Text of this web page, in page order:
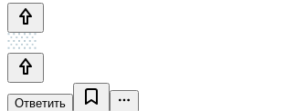
Ответить